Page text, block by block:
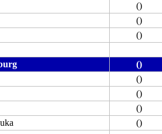
()
()
()
()
()
()
()
()